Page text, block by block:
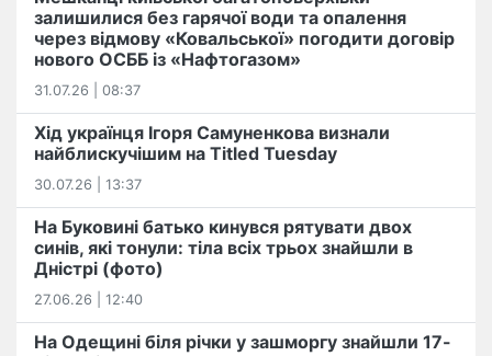
залишилися без гарячої води та опалення
через відмову «Ковальської» погодити договір
нового ОСББ із «Нафтогазом»
31.07.26 | 08:37
Хід українця Ігоря Самуненкова визнали
найблискучішим на Titled Tuesday
30.07.26 | 13:37
На Буковині батько кинувся рятувати двох
синів, які тонули: тіла всіх трьох знайшли в
Дністрі (фото)
27.06.26 | 12:40
На Одещині біля річки у зашморгу знайшли 17-